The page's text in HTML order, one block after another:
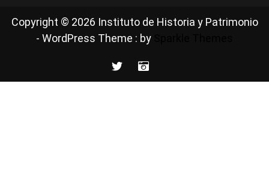
Copyright © 2026 Instituto de Historia y Patrimonio
- WordPress Theme : by